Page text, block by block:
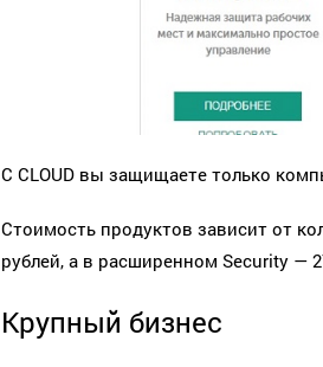
С CLOUD вы защищаете только
Стоимость продуктов зависит от
рублей, а в расширенном Security —
Крупный бизнес